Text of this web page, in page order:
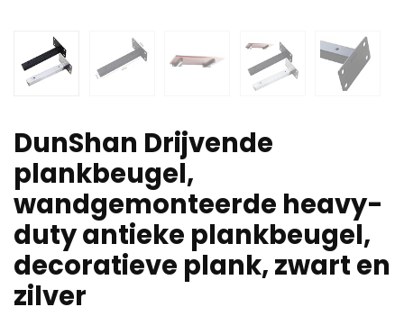
DunShan Drijvende
plankbeugel,
wandgemonteerde heavy-
duty antieke plankbeugel,
decoratieve plank, zwart en
zilver